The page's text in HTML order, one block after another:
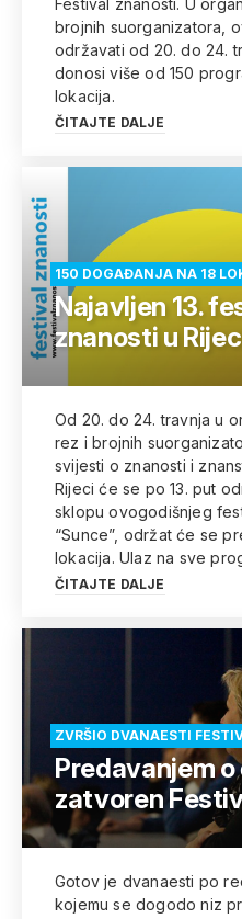
Festival znanosti. U
brojnih suorganizatora,
održavati od 20. do 24.
donosi više od 150
lokacija.
ČITAJTE DALJE
150 DOGAĐANJA NA 18
Najavljen 13.
znanosti u
Od 20. do 24. travnja u
rez i brojnih
svijesti o znanosti i
Rijeci će se po 13. put
sklopu ovogodišnjeg
“Sunce”, održat će se
lokacija. Ulaz na sve
ČITAJTE DALJE
ZVRŠIO DVANAESTI
Predavanjem
zatvoren
Gotov je dvanaesti po
kojemu se dogodo niz